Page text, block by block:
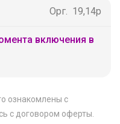
Орг. 19,14р
включения в
ознакомлены с
с договором оферты